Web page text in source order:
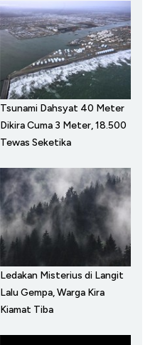
Tsunami Dahsyat 40 Meter
Dikira Cuma 3 Meter, 18.500
Tewas Seketika
Ledakan Misterius di Langit
Lalu Gempa, Warga Kira
Kiamat Tiba